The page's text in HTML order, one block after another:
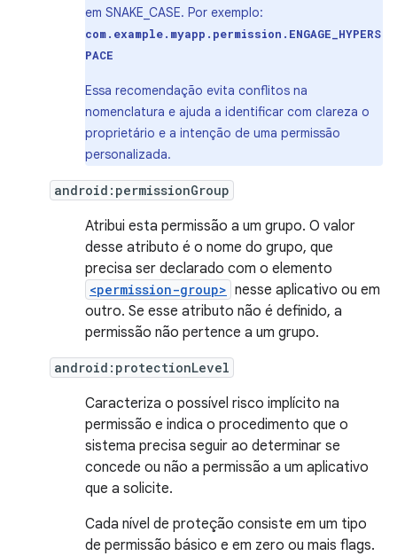
em SNAKE_CASE. Por exemplo:
com.example.myapp.permission.ENGAGE_HYPERS
PACE
Essa recomendação evita conflitos na
nomenclatura e ajuda a identificar com clareza o
proprietário e a intenção de uma permissão
personalizada.
android:permissionGroup
Atribui esta permissão a um grupo. O valor
desse atributo é o nome do grupo, que
precisa ser declarado com o elemento
<permission-group> nesse aplicativo ou em
outro. Se esse atributo não é definido, a
permissão não pertence a um grupo.
android:protectionLevel
Caracteriza o possível risco implícito na
permissão e indica o procedimento que o
sistema precisa seguir ao determinar se
concede ou não a permissão a um aplicativo
que a solicite.
Cada nível de proteção consiste em um tipo
de permissão básico e em zero ou mais flags.